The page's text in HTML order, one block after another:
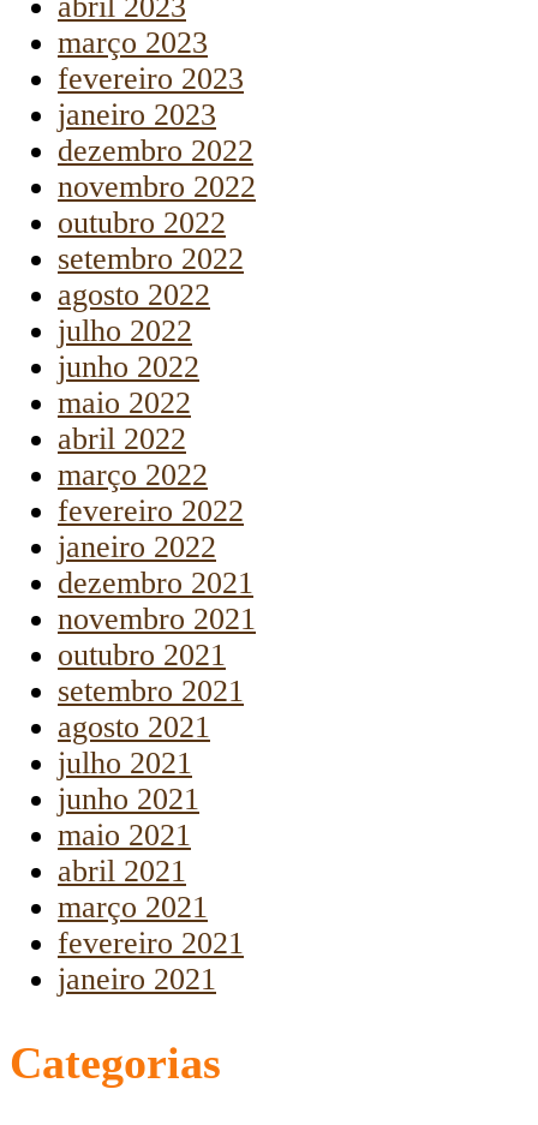
março 2023
fevereiro 2023
janeiro 2023
dezembro 2022
novembro 2022
outubro 2022
setembro 2022
agosto 2022
julho 2022
junho 2022
maio 2022
abril 2022
março 2022
fevereiro 2022
janeiro 2022
dezembro 2021
novembro 2021
outubro 2021
setembro 2021
agosto 2021
julho 2021
junho 2021
maio 2021
abril 2021
março 2021
fevereiro 2021
janeiro 2021
Categorias